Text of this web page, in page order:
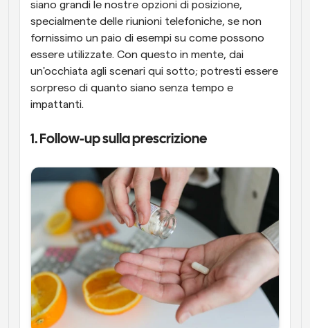
siano grandi le nostre opzioni di posizione,
specialmente delle riunioni telefoniche, se non
fornissimo un paio di esempi su come possono
essere utilizzate. Con questo in mente, dai
un'occhiata agli scenari qui sotto; potresti essere
sorpreso di quanto siano senza tempo e
impattanti.
1. Follow-up sulla prescrizione